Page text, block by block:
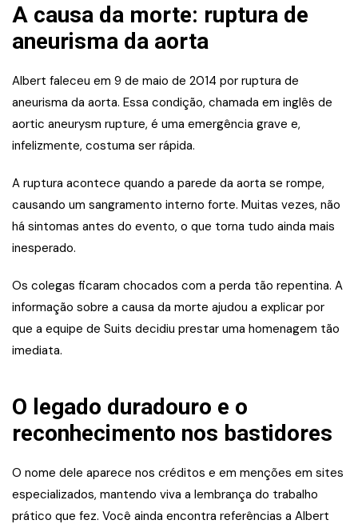
A causa da morte: ruptura de
aneurisma da aorta
Albert faleceu em 9 de maio de 2014 por ruptura de
aneurisma da aorta. Essa condição, chamada em inglês de
aortic aneurysm rupture, é uma emergência grave e,
infelizmente, costuma ser rápida.
A ruptura acontece quando a parede da aorta se rompe,
causando um sangramento interno forte. Muitas vezes, não
há sintomas antes do evento, o que torna tudo ainda mais
inesperado.
Os colegas ficaram chocados com a perda tão repentina. A
informação sobre a causa da morte ajudou a explicar por
que a equipe de Suits decidiu prestar uma homenagem tão
imediata.
O legado duradouro e o
reconhecimento nos bastidores
O nome dele aparece nos créditos e em menções em sites
especializados, mantendo viva a lembrança do trabalho
prático que fez. Você ainda encontra referências a Albert